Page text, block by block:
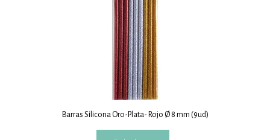
Barras Silicona Oro-Plata- Rojo Ø 8 mm (9ud)